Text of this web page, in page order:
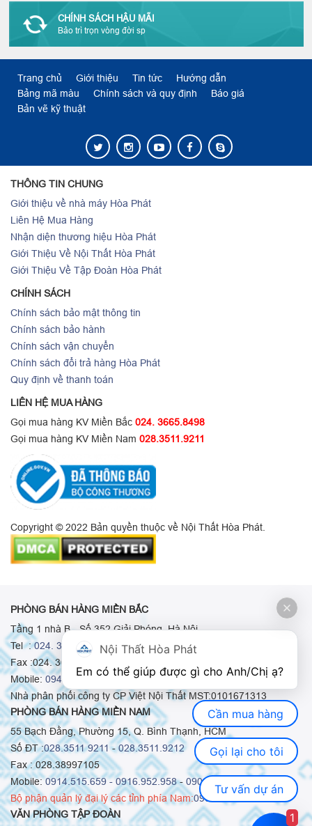
CHÍNH SÁCH HẬU MÃI
Bảo trì trọn vòng đời sp
Trang chủ Giới thiệu Tin tức
Hướng dẫn
Bảng mã màu
Chính sách và quy định
Báo giá
Bản vẽ kỹ thuật
THÔNG TIN CHUNG
Giới thiệu về nhà máy Hòa Phát
Liên Hệ Mua Hàng
Nhận diện thương hiệu Hòa Phát
Giới Thiệu Về Nội Thất Hòa Phát
Giới Thiệu Về Tập Đoàn Hòa Phát
CHÍNH SÁCH
Chính sách bảo mật thông tin
Chính sách bảo hành
Chính sách vận chuyển
Chính sách đổi trả hàng Hòa Phát
Quy định về thanh toán
LIÊN HỆ MUA HÀNG
Gọi mua hàng KV Miền Bắc 024. 3665.8498
Gọi mua hàng KV Miền Nam 028.3511.9211
Copyright © 2022 Bản quyền thuộc về Nội Thất Hòa Phát.
PHÒNG BÁN HÀNG MIỀN BẮC
Tầng 1 nhà B - Số 352 Giải Phóng, Hà Nội
Tel :024. 3665 8498-024. 3665 8966-024. 3665 8993
Fax :024. 3664.9379
Mobile: 0948.511.555- 0973.375.668- 0942.155.688
Nhà phân phối công ty CP Việt Nội Thất MST:0101671313
PHÒNG BÁN HÀNG MIỀN NAM
55 Bạch Đằng, Phường 15, Q. Bình Thạnh, HCM
Số ĐT :028.3511 9211-028.3511.9212
Fax : 028.38997105
Mobile:0914.515.659 -0916.952.958- 0903.331.921
Bộ phận quản lý đại lý các tỉnh phía Nam:0903.331.921
VĂN PHÒNG TẬP ĐOÀN
Nội Thất Hòa Phát
Cần mua hàng
Gọi lại cho tôi
Tư vấn dự án
1